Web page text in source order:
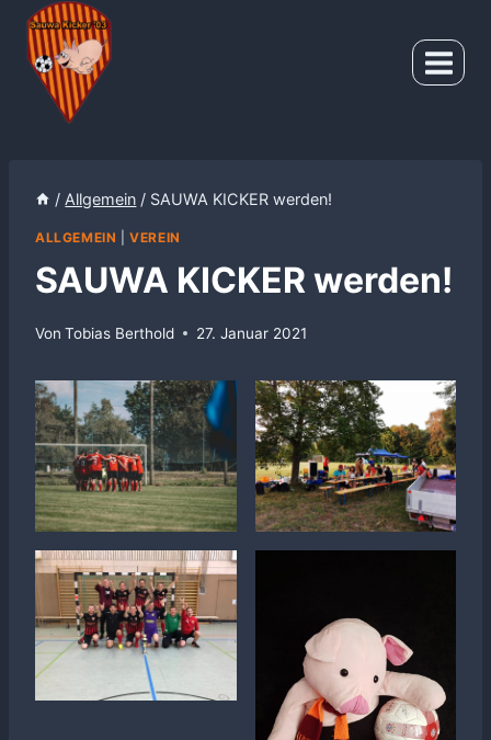
Zum
Inhalt
springen
/ Allgemein / SAUWA KICKER werden!
ALLGEMEIN |VEREIN
SAUWA KICKER werden!
Von Tobias Berthold 27. Januar 2021